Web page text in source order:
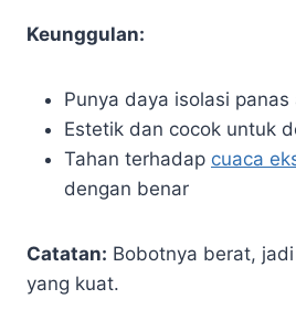
Keunggulan:
Punya daya isolasi panas
Estetik dan cocok untuk
Tahan terhadap cuaca
dengan benar
Catatan: Bobotnya berat,
yang kuat.